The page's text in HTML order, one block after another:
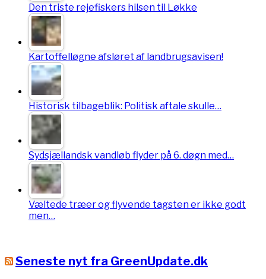
Den triste rejefiskers hilsen til Løkke
Kartoffelløgne afsløret af landbrugsavisen!
Historisk tilbageblik: Politisk aftale skulle…
Sydsjællandsk vandløb flyder på 6. døgn med…
Væltede træer og flyvende tagsten er ikke godt
men…
Seneste nyt fra GreenUpdate.dk